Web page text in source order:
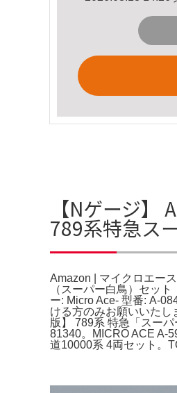
【Nゲージ
789系特急ス
Amazon | マイクロエー
（スーパー白鳥）セッ
ー: Micro Ace- 型番: A-
ける方のみお願いいた
版】 789系 特急「スー
81340。MICRO ACE A-
道10000系 4両セット。